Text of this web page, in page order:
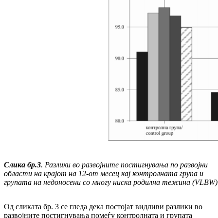
Слика бр.3. Разлики во развојните постигнувања по развојни
области на крајот на 12-от месец кај контролната група и
групата на недоносени со многу ниска родилна тежина (VLBW)
Од сликата бр. 3 се гледа дека постојат видливи разлики во
развојните постигнувања помеѓу контролната и групата